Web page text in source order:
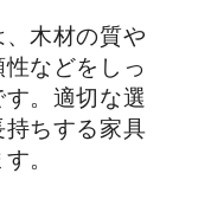
木材の質や
などをしっ
。適切な選
ちする家具
。